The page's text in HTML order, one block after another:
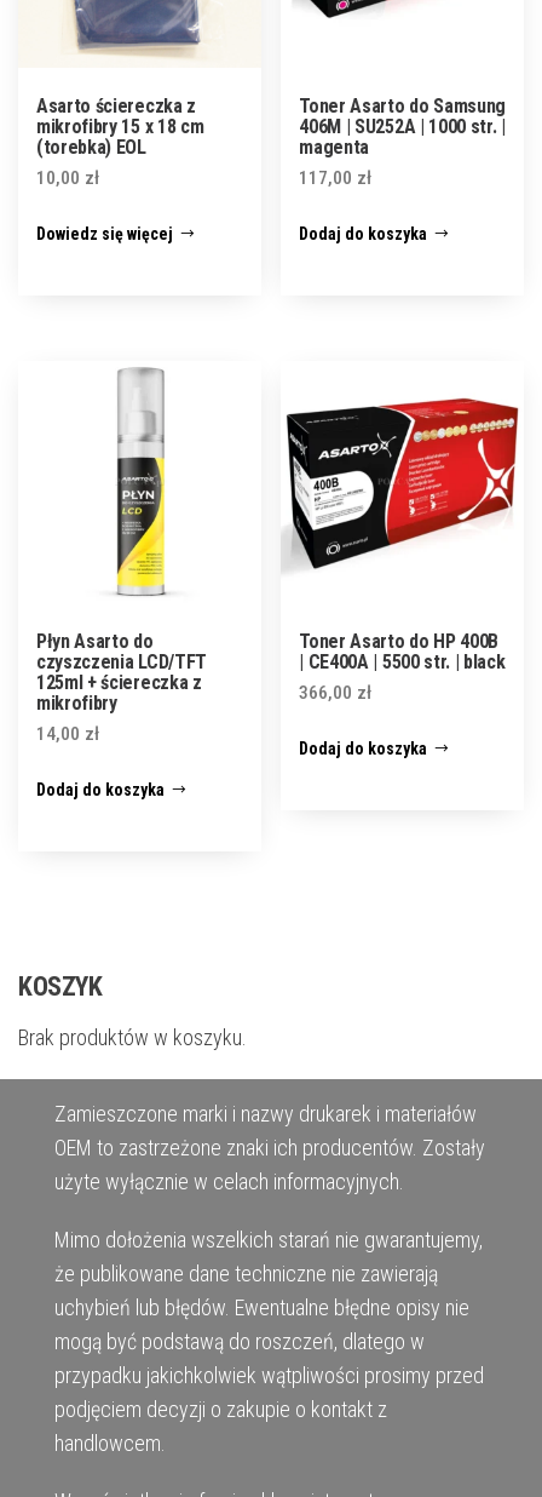
Asarto ściereczka z
mikrofibry 15 x 18 cm
(torebka) EOL
10,00 zł
Dowiedz się więcej
Toner Asarto do Samsung
406M | SU252A | 1000 str. |
magenta
117,00 zł
Dodaj do koszyka
Płyn Asarto do
czyszczenia LCD/TFT
125ml + ściereczka z
mikrofibry
14,00 zł
Dodaj do koszyka
Toner Asarto do HP 400B
| CE400A | 5500 str. | black
366,00 zł
Dodaj do koszyka
KOSZYK
Brak produktów w koszyku.
Zamieszczone marki i nazwy drukarek i materiałów
OEM to zastrzeżone znaki ich producentów. Zostały
użyte wyłącznie w celach informacyjnych.
Mimo dołożenia wszelkich starań nie gwarantujemy,
że publikowane dane techniczne nie zawierają
uchybień lub błędów. Ewentualne błędne opisy nie
mogą być podstawą do roszczeń, dlatego w
przypadku jakichkolwiek wątpliwości prosimy przed
podjęciem decyzji o zakupie o kontakt z
handlowcem.